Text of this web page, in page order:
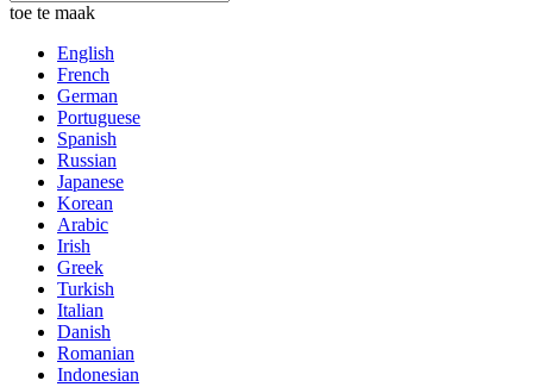
toe te maak
English
French
German
Portuguese
Spanish
Russian
Japanese
Korean
Arabic
Irish
Greek
Turkish
Italian
Danish
Romanian
Indonesian